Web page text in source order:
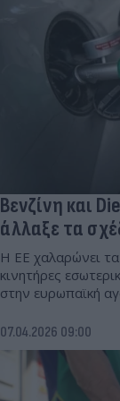
Βενζίνη και
άλλαξε τα
Η ΕΕ χαλαρώνει
κινητήρες
στην ευρωπαϊκή
07.04.2026 09:00